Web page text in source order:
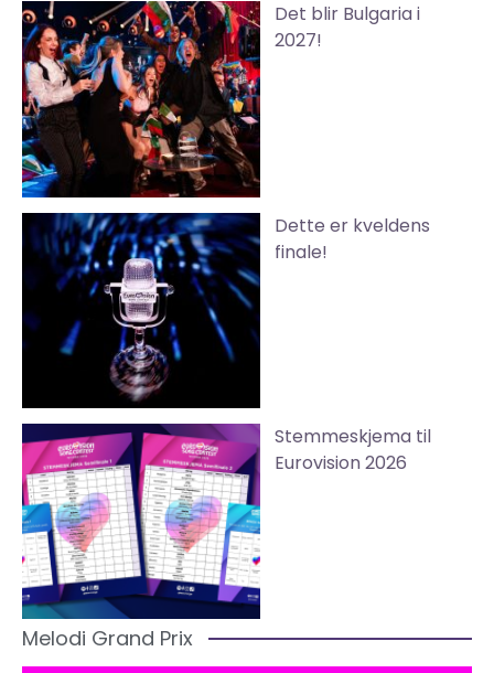
Det blir Bulgaria i
2027!
Dette er kveldens
finale!
Stemmeskjema til
Eurovision 2026
Melodi Grand Prix